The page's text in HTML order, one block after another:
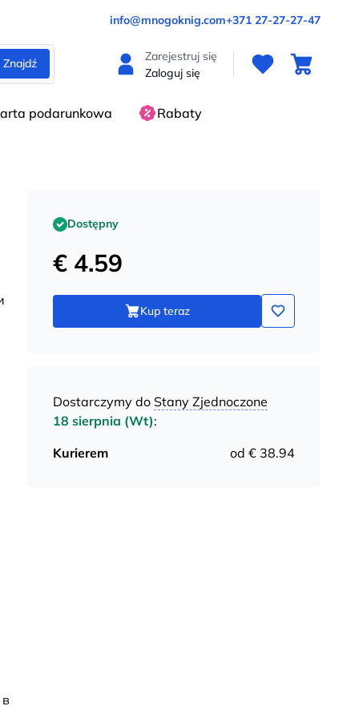
info@mnogoknig.com+371 27-27-27-47
Znajdź
Zarejestruj się
Zaloguj się
podarunkowa Rabaty
Dostępny
€ 4.59
Kup teraz
Dostarczymy do Stany Zjednoczone
18 sierpnia (Wt):
Kurierem
od € 38.94